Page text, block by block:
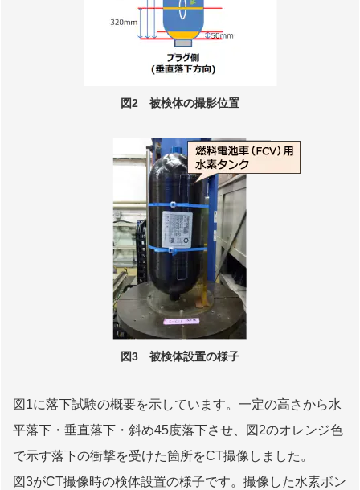
図2 被検体の撮影位置
図3 被検体設置の様子
図1に落下試験の概要を示しています。一定の高さから水
平落下・垂直落下・斜め45度落下させ、図2のオレンジ色
で示す落下の衝撃を受けた箇所をCT撮像しました。
図3がCT撮像時の検体設置の様子です。撮像した水素ボン